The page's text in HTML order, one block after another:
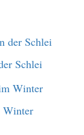
Schlei
Winter